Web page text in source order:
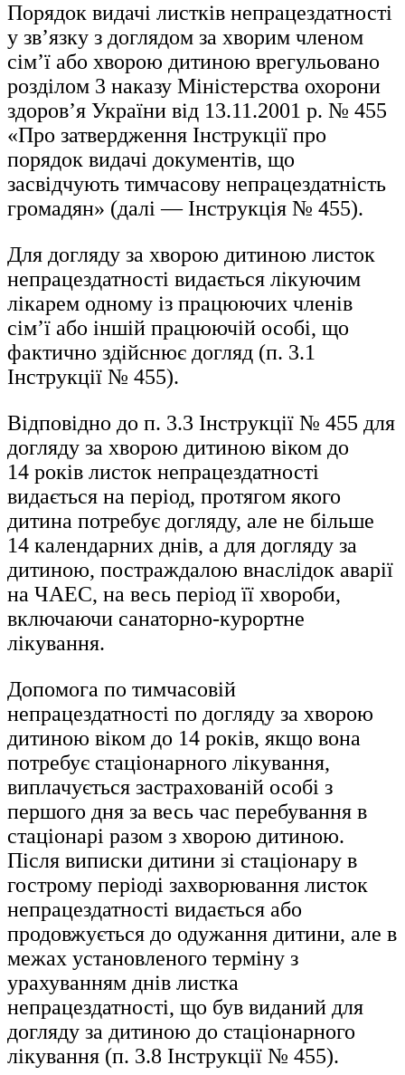
Порядок видачі листків непрацездатності
у зв’язку з доглядом за хворим членом
сім’ї або хворою дитиною врегульовано
розділом 3 наказу Міністерства охорони
здоров’я України від 13.11.2001 р. № 455
«Про затвердження Інструкції про
порядок видачі документів, що
засвідчують тимчасову непрацездатність
громадян» (далі — Інструкція № 455).
Для догляду за хворою дитиною листок
непрацездатності видається лікуючим
лікарем одному із працюючих членів
сім’ї або іншій працюючій особі, що
фактично здійснює догляд (п. 3.1
Інструкції № 455).
Відповідно до п. 3.3 Інструкції № 455 для
догляду за хворою дитиною віком до
14 років листок непрацездатності
видається на період, протягом якого
дитина потребує догляду, але не більше
14 календарних днів, а для догляду за
дитиною, постраждалою внаслідок аварії
на ЧАЕС, на весь період її хвороби,
включаючи санаторно-курортне
лікування.
Допомога по тимчасовій
непрацездатності по догляду за хворою
дитиною віком до 14 років, якщо вона
потребує стаціонарного лікування,
виплачується застрахованій особі з
першого дня за весь час перебування в
стаціонарі разом з хворою дитиною.
Після виписки дитини зі стаціонару в
гострому періоді захворювання листок
непрацездатності видається або
продовжується до одужання дитини, але в
межах установленого терміну з
урахуванням днів листка
непрацездатності, що був виданий для
догляду за дитиною до стаціонарного
лікування (п. 3.8 Інструкції № 455).